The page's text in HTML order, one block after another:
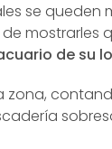
se queden
mostrarles
de su
zona,